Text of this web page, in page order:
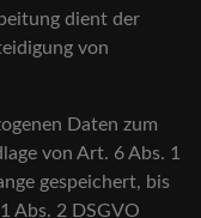
dient der
von
Daten zum
von Art. 6 Abs. 1
gespeichert, bis
Abs. 2 DSGVO